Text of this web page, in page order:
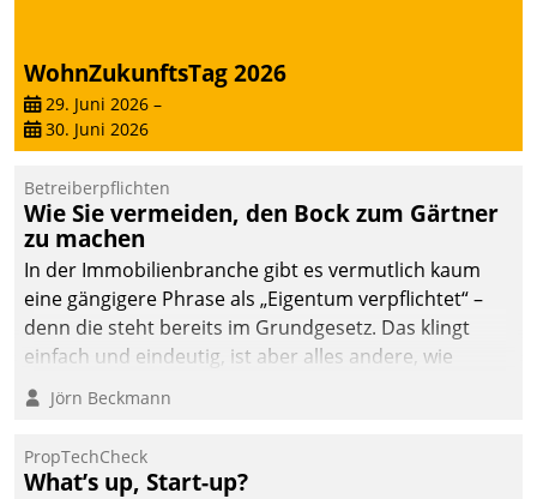
WohnZukunftsTag 2026
29. Juni 2026 –
30. Juni 2026
Betreiberpflichten
Wie Sie vermeiden, den Bock zum Gärtner
zu machen
In der Immobilienbranche gibt es vermutlich kaum
eine gängigere Phrase als „Eigentum verpflichtet“ –
denn die steht bereits im Grundgesetz. Das klingt
einfach und eindeutig, ist aber alles andere, wie
Branchenbeschäftigte wissen. Denn mit der
Verantwortung folgen Verpflichtungen.
Jörn Beckmann
PropTechCheck
What’s up, Start-up?